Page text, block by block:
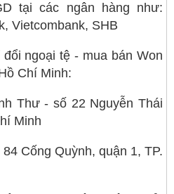
tại các ngân hàng như:
Vietcombank, SHB
ngoại tệ - mua bán Won
Chí Minh:
Thư - số 22 Nguyễn Thái
Minh
Cống Quỳnh, quận 1, TP.